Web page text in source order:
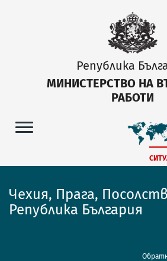
Република
МИНИСТЕРСТВО НА
РАБОТИ
Чехия, Прага,
Република България